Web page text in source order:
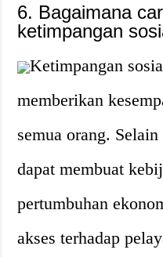
6. Bagaimana
ketimpangan
Ketimpangan
memberikan
semua orang.
dapat membuat
pertumbuhan
akses terhadap